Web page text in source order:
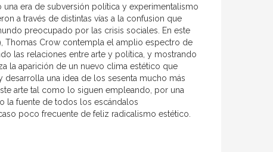
era de subversión política y experimentalismo
a través de distintas vías a la confusion que
preocupado por las crisis sociales. En este
Thomas Crow contempla el amplio espectro de
las relaciones entre arte y política, y mostrando
la aparición de un nuevo clima estético que
una idea de los sesenta mucho más
arte tal como lo siguen empleando, por una
la fuente de todos los escándalos
poco frecuente de feliz radicalismo estético.